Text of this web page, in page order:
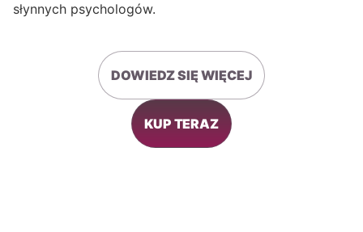
słynnych psychologów.
DOWIEDZ SIĘ WIĘCEJ
KUP TERAZ